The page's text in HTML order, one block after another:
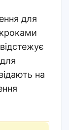
для
кроками
на